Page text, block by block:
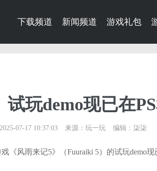
下载频道 新闻频道 游戏礼包
试玩demo现已在
2025-07-17 10:37:03 来源：玩一玩 编辑：柒柒
《风雨来记5》（Fuuraiki 5）的试玩demo现